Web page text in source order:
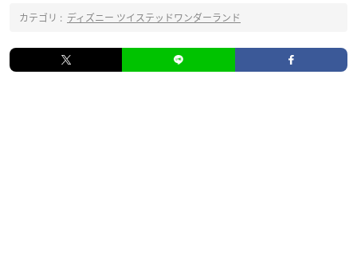
カテゴリ : ディズニー ツイステッドワンダーランド